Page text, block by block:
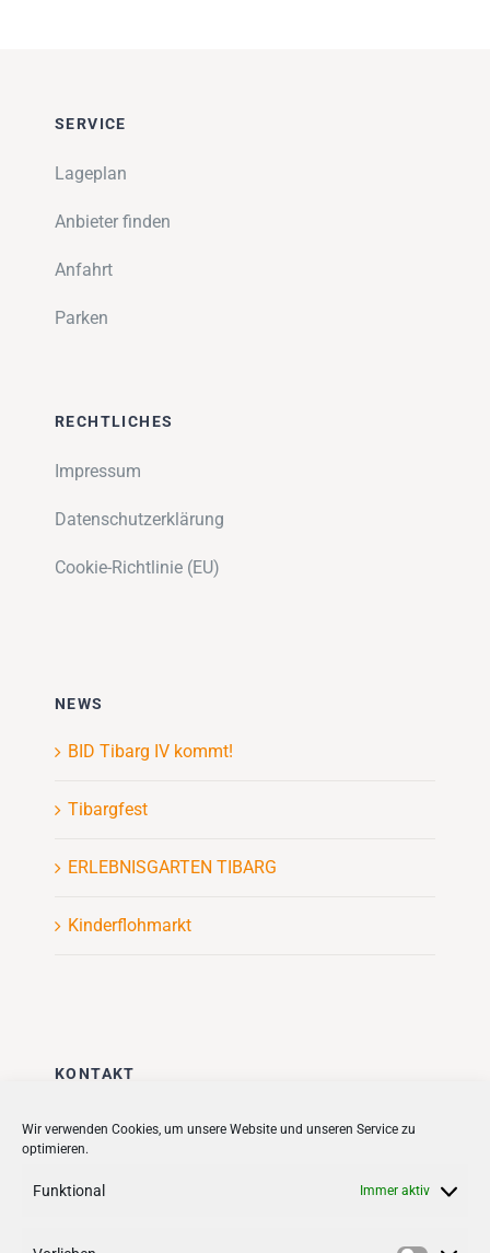
Wir verwenden Cookies, um unsere Website und unseren Service zu
optimieren.
Funktional Immer aktiv
SERVICE
Lageplan
Anbieter finden
Anfahrt
Parken
RECHTLICHES
Impressum
Datenschutzerklärung
Cookie-Richtlinie (EU)
NEWS
BID Tibarg IV kommt!
Tibargfest
ERLEBNISGARTEN TIBARG
Kinderflohmarkt
KONTAKT
Stadt + Handel City- und
Quartiersmanagement